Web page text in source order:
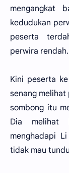
mengangkat
kedudukan
peserta
perwira rendah.
Kini peserta
senang melihat
sombong itu
Dia melihat
menghadapi
tidak mau